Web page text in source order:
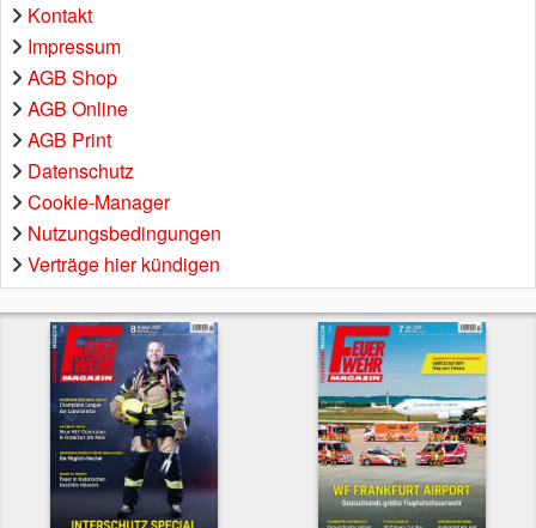
Kontakt
Impressum
AGB Shop
AGB Online
AGB Print
Datenschutz
Cookie-Manager
Nutzungsbedingungen
Verträge hier kündigen